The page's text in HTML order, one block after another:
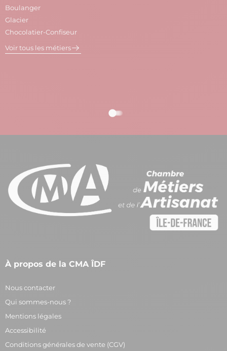
Boulanger
Glacier
Chocolatier-Confiseur
Voir tous les métiers
À propos de la CMA ÎDF
Nous contacter
Qui sommes-nous ?
Mentions légales
Accessibilité
Conditions générales de vente (CGV)